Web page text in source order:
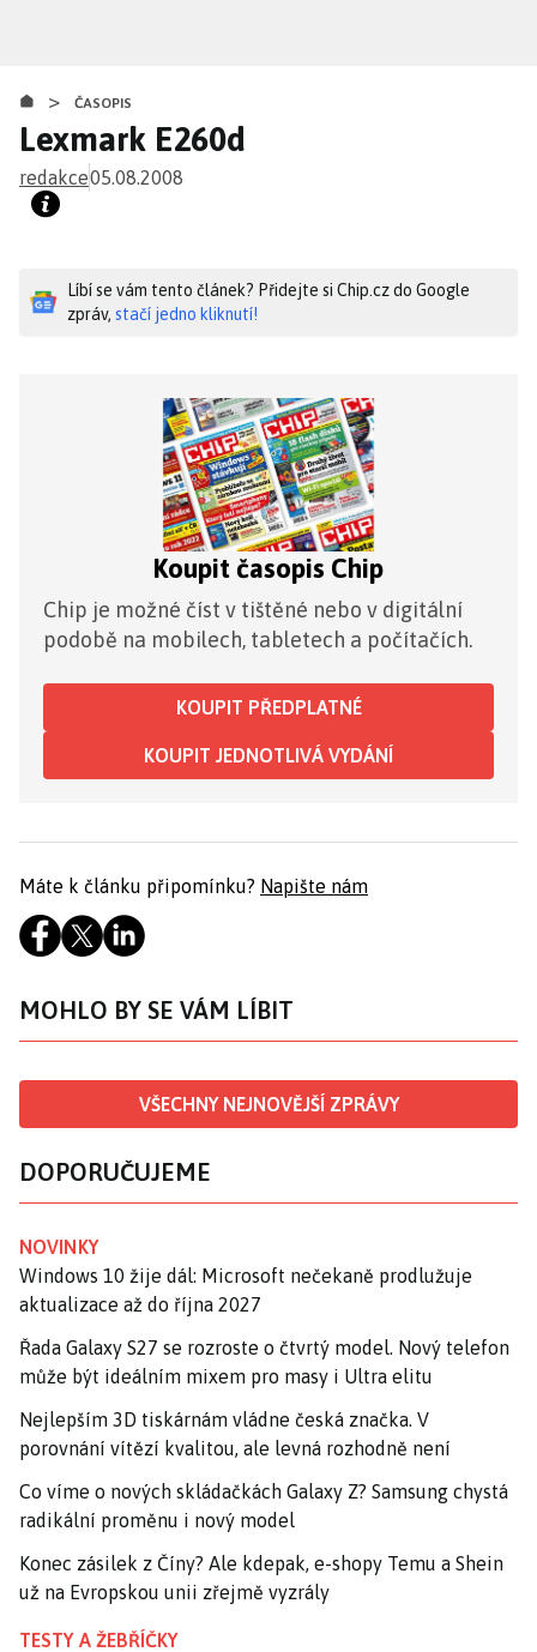
obsahu
> ČASOPIS
Lexmark E260d
redakce05.08.2008
Líbí se vám tento článek? Přidejte si Chip.cz do Google
zpráv, stačí jedno kliknutí!
Koupit časopis Chip
Chip je možné číst v tištěné nebo v digitální
podobě na mobilech, tabletech a počítačích.
KOUPIT PŘEDPLATNÉ
KOUPIT JEDNOTLIVÁ VYDÁNÍ
Máte k článku připomínku? Napište nám
MOHLO BY SE VÁM LÍBIT
VŠECHNY NEJNOVĚJŠÍ ZPRÁVY
DOPORUČUJEME
NOVINKY
Windows 10 žije dál: Microsoft nečekaně prodlužuje
aktualizace až do října 2027
Řada Galaxy S27 se rozroste o čtvrtý model. Nový telefon
může být ideálním mixem pro masy i Ultra elitu
Nejlepším 3D tiskárnám vládne česká značka. V
porovnání vítězí kvalitou, ale levná rozhodně není
Co víme o nových skládačkách Galaxy Z? Samsung chystá
radikální proměnu i nový model
Konec zásilek z Číny? Ale kdepak, e-shopy Temu a Shein
už na Evropskou unii zřejmě vyzrály
TESTY A ŽEBŘÍČKY